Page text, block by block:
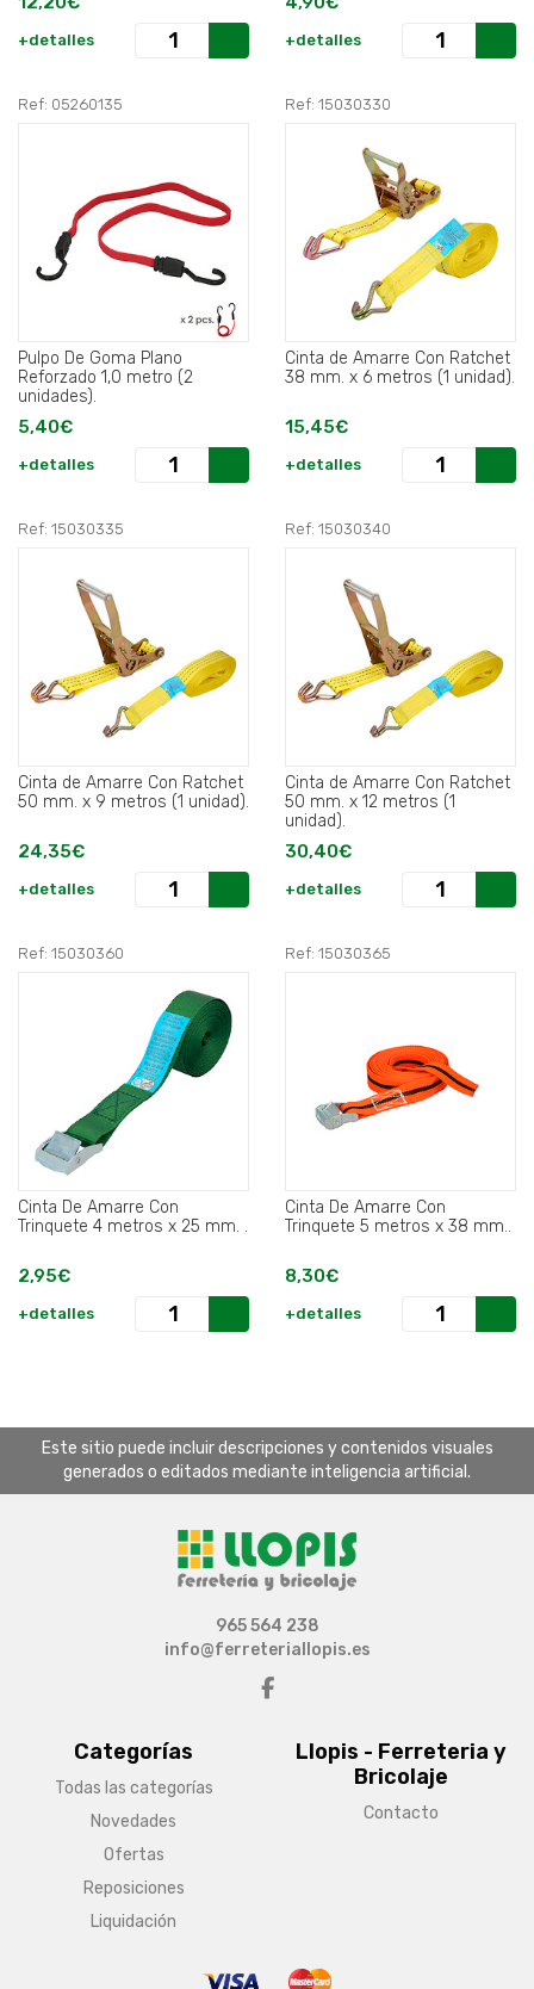
+detalles +detalles
Ref: 05260135
Pulpo De Goma Plano
Reforzado 1,0 metro (2
unidades).
5,40€
+detalles
Ref: 15030330
Cinta de Amarre Con Ratchet
38 mm. x 6 metros (1 unidad).
15,45€
+detalles
Ref: 15030335
Cinta de Amarre Con Ratchet
50 mm. x 9 metros (1 unidad).
24,35€
+detalles
Ref: 15030340
Cinta de Amarre Con Ratchet
50 mm. x 12 metros (1
unidad).
30,40€
+detalles
Ref: 15030360
Cinta De Amarre Con
Trinquete 4 metros x 25 mm. .
2,95€
+detalles
Ref: 15030365
Cinta De Amarre Con
Trinquete 5 metros x 38 mm..
8,30€
+detalles
Este sitio puede incluir descripciones y contenidos visuales
generados o editados mediante inteligencia artificial.
Categorías
Todas las categorías
Novedades
Ofertas
Reposiciones
Liquidación
Llopis - Ferreteria y
Bricolaje
Contacto
965 564 238
info@ferreteriallopis.es